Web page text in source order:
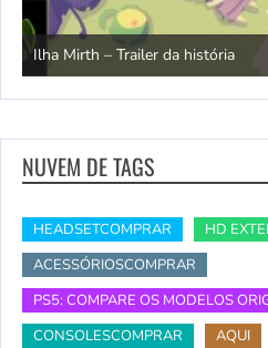
Ilha Mirth – Trailer da história
NUVEM DE TAGS
HEADSETCOMPRAR HD
ACESSÓRIOSCOMPRAR
PS5: COMPARE OS MODELOS
CONSOLESCOMPRAR
AQUI